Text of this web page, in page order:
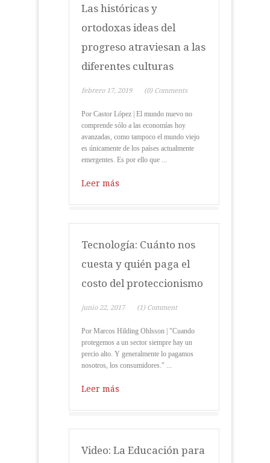
Las históricas y
ortodoxas ideas del
progreso atraviesan a las
diferentes culturas
febrero 17, 2019 (0) Comments
Por Castor López | El mundo nuevo no
comprende sólo a las economías hoy
avanzadas, como tampoco el mundo viejo
es únicamente de los países actualmente
emergentes. Es por ello que ...
Leer más
Tecnología: Cuánto nos
cuesta y quién paga el
costo del proteccionismo
junio 22, 2017 (1) Comment
Por Marcos Hilding Ohlsson | "Cuando
protegemos a un sector siempre hay un
precio alto. Y generalmente lo pagamos
nosotros, los consumidores." ...
Leer más
Video: La Educación para